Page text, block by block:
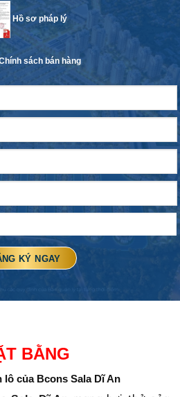
Hồ sơ pháp lý
sách bán hàng
BẰNG
lô củaBcons Sala Dĩ An